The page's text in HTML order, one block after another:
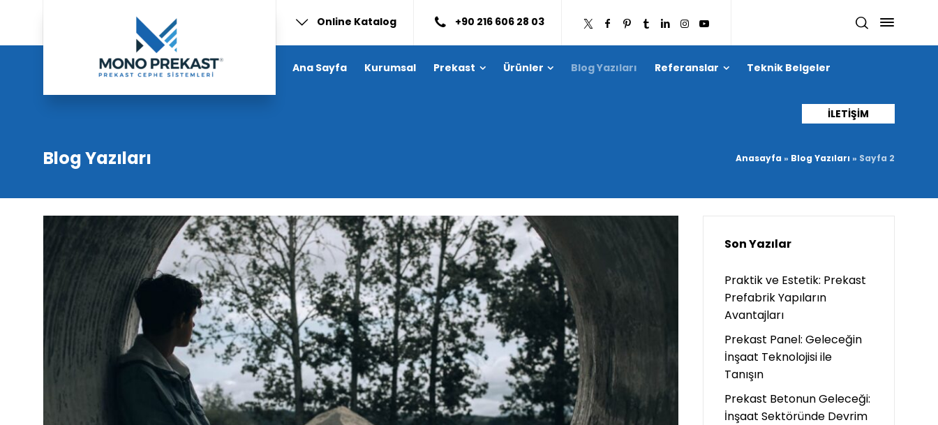
Online Katalog +90 216 606 28 03
Ana Sayfa Kurumsal Prekast Ürünler Blog Yazıları Referanslar Teknik Belgeler
İLETİŞİM
Blog Yazıları Anasayfa » Blog Yazıları » Sayfa 2
Son Yazılar
Praktik ve Estetik: Prekast
Prefabrik Yapıların
Avantajları
Prekast Panel: Geleceğin
İnşaat Teknolojisi ile
Tanışın
Prekast Betonun Geleceği:
İnşaat Sektöründe Devrim